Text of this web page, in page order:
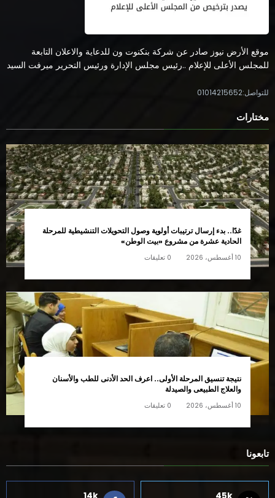
موقع الأرض نيوز صادر عن شركة بنكنوت ون للدعاية والاعلان التابعة
للمجلس الأعلى للإعلام ..رئيس مجلس الإدارة ورئيس التحرير ميرفت السيد
للتواصل:01014215652
مختارات
غدًا.. بدء إرسال ترتيبات أولوية وصول التحويلات التنشيطية للمرحلة
الحادية عشرة من مشروع «بيت الوطن»
10 أغسطس، 2026 0 تعليقات
نتيجة تنسيق المرحلة الأولى.. اعرف الحد الأدنى للطب والأسنان
والعلاج الطبيعى والصيدلة
10 أغسطس، 2026 0 تعليقات
تابعونا